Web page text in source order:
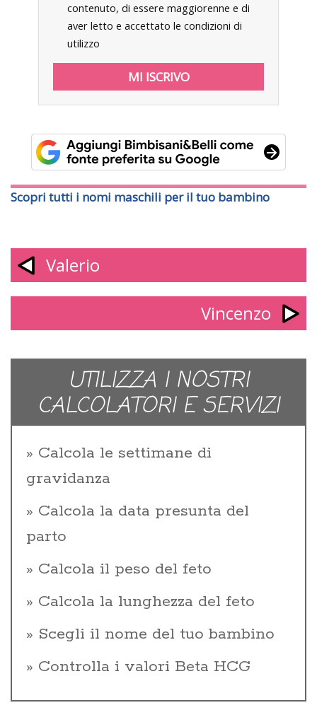
contenuto, di essere maggiorenne e di
aver letto e accettato le condizioni di
utilizzo
Scopri tutti i nomi maschili per il tuo bambino
Valerio
Vincenzo
UTILIZZA I NOSTRI
CALCOLATORI E SERVIZI
Calcola le settimane di
gravidanza
Calcola la data presunta del
parto
Calcola il peso del feto
Calcola la lunghezza del feto
Scegli il nome del tuo bambino
Controlla i valori Beta HCG